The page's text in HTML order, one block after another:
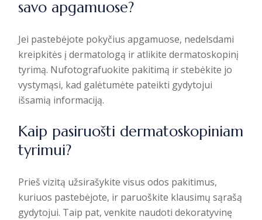
savo apgamuose?
Jei pastebėjote pokyčius apgamuose, nedelsdami
kreipkitės į dermatologą ir atlikite dermatoskopinį
tyrimą. Nufotografuokite pakitimą ir stebėkite jo
vystymąsi, kad galėtumėte pateikti gydytojui
išsamią informaciją.
Kaip pasiruošti dermatoskopiniam
tyrimui?
Prieš vizitą užsirašykite visus odos pakitimus,
kuriuos pastebėjote, ir paruoškite klausimų sąrašą
gydytojui. Taip pat, venkite naudoti dekoratyvinę